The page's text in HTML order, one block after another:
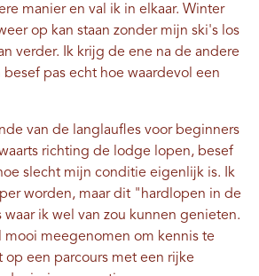
manier en val ik in elkaar. Winter
op kan staan ​​zonder mijn ski's los
verder. Ik krijg de ene na de andere
pas echt hoe waardevol een
van de langlaufles voor beginners
richting de lodge lopen, besef
slecht mijn conditie eigenlijk is. Ik
worden, maar dit "hardlopen in de
ik wel van zou kunnen genieten.
mooi meegenomen om kennis te
op een parcours met een rijke